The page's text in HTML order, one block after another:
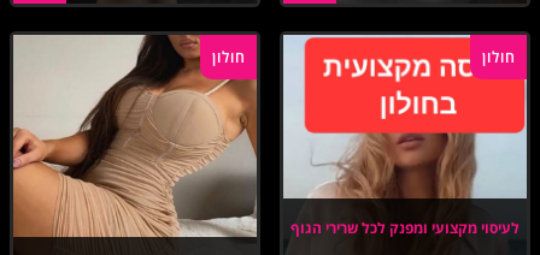
חולון
לעיסוי מקצועי ומפנק לכל שרירי הגוף
חולון